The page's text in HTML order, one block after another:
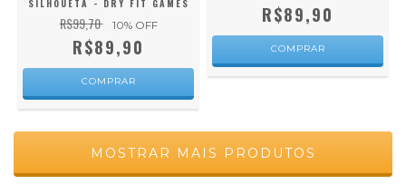
SILHOUETA - DRY FIT GAMES
R$99,70 10% OFF
R$89,90
COMPRAR
R$89,90
COMPRAR
MOSTRAR MAIS PRODUTOS